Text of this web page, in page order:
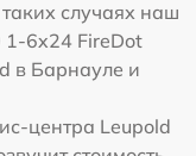
случаях наш
1-6x24 FireDot
в Барнауле и
центра Leupold